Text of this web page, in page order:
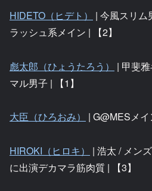
HIDETO（ヒデト）
| 今風スリム
ラッシュ系メイン | 【2】
彪太郎（ひょうたろう）
| 甲斐
マル男子 | 【1】
大臣（ひろおみ） | G@MESメイ
HIROKI（ヒロキ）
| 浩太 / メン
に出演デカマラ筋肉質 | 【3】